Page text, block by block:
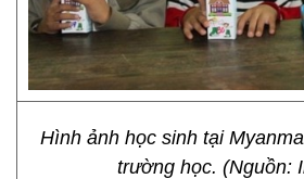
Hình ảnh học sinh tại
trường học. (Nguồn: